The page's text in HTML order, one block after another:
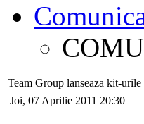
Team Group lanseaza kit-
Joi, 07 Aprilie 2011 20:30